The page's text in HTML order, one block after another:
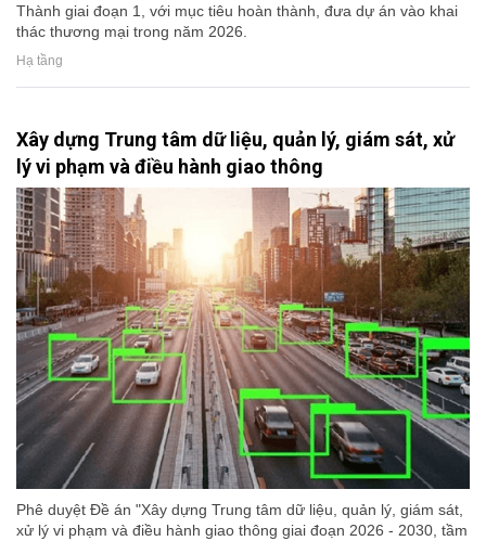
Thành giai đoạn 1, với mục tiêu hoàn thành, đưa dự án vào khai
thác thương mại trong năm 2026.
Hạ tầng
Xây dựng Trung tâm dữ liệu, quản lý, giám sát, xử
lý vi phạm và điều hành giao thông
Phê duyệt Đề án "Xây dựng Trung tâm dữ liệu, quản lý, giám sát,
xử lý vi phạm và điều hành giao thông giai đoạn 2026 - 2030, tầm